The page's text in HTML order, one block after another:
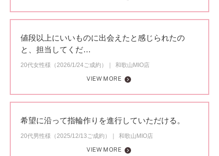
値段以上にいいものに出会えたと感じられたの
と、担当してくだ…
20代女性様（2026/1/24ご成約）
和歌山MIO店
VIEW MORE
希望に沿って指輪作りを進行していただける。
20代男性様（2025/12/13ご成約）
和歌山MIO店
VIEW MORE